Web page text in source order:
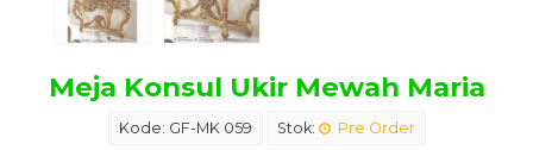
Meja Konsul Ukir Mewah Maria
Kode: GF-MK 059 Stok: Pre Order